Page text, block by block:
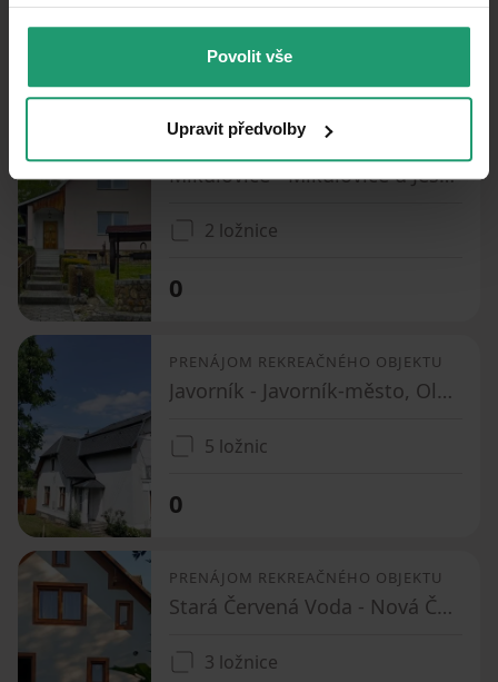
Povolit vše
Upravit předvolby
nehnuteľnosť
Mikulovice - Mikulovice u Jeseníka, Olomoucký kraj
2 ložnice
0
PRENÁJOM REKREAČNÉHO OBJEKTU
Javorník - Javorník-město, Olomoucký kraj
5 ložnic
0
PRENÁJOM REKREAČNÉHO OBJEKTU
Stará Červená Voda - Nová Červená Voda, Olomoucký kraj
3 ložnice